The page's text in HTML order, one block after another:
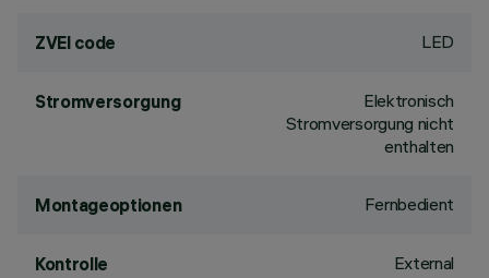
ZVEI code LED
Stromversorgung
Elektronisch
Stromversorgung nicht
enthalten
Montageoptionen Fernbedient
Kontrolle External